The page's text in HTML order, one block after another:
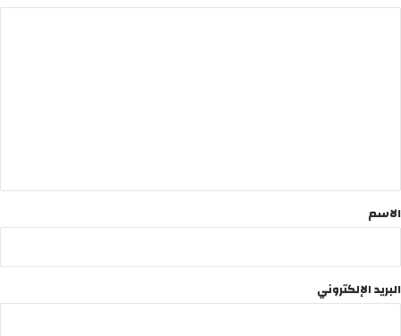
*
الاسم
البريد الإلكتروني